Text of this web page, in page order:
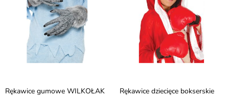
Rękawice gumowe WILKOŁAK Rękawice dziecięce bokserskie